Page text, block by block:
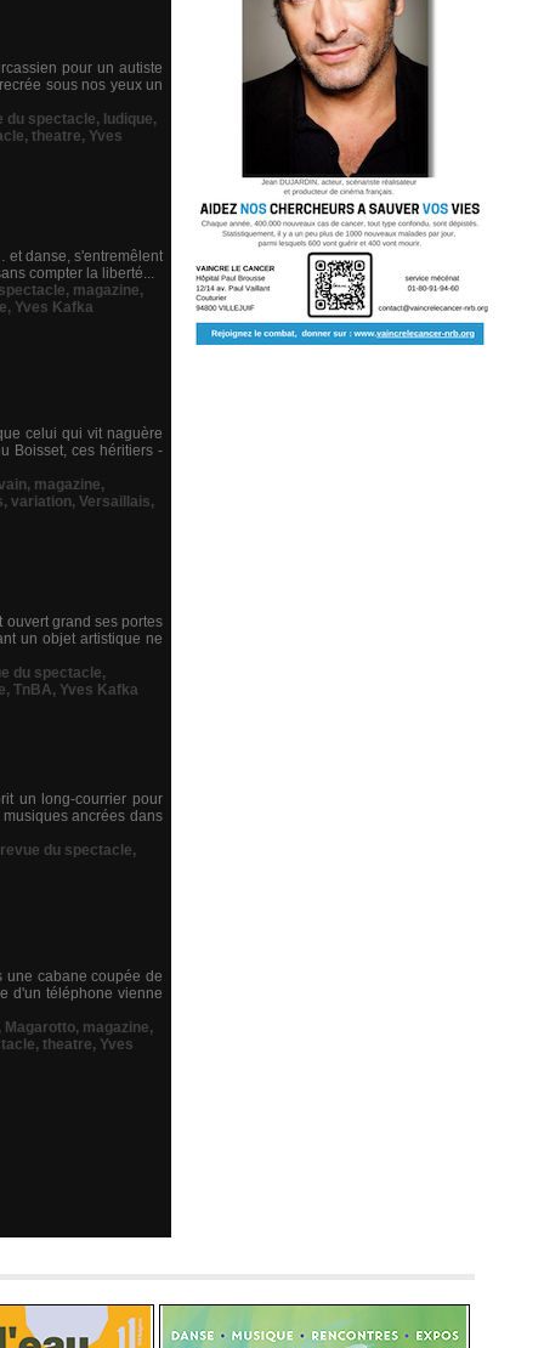
pour un autiste
sous nos yeux un
du spectacle, ludique,
, theatre, Yves
et danse, s'entremêlent
compter la liberté...
, magazine,
, Yves Kafka
celui qui vit naguère
Boisset, ces héritiers -
, magazine,
, variation, Versaillais,
ouvert grand ses portes
un objet artistique ne
du spectacle,
, TnBA, Yves Kafka
un long-courrier pour
ancrées dans
revue du spectacle,
une cabane coupée de
d'un téléphone vienne
, Magarotto, magazine,
, theatre, Yves